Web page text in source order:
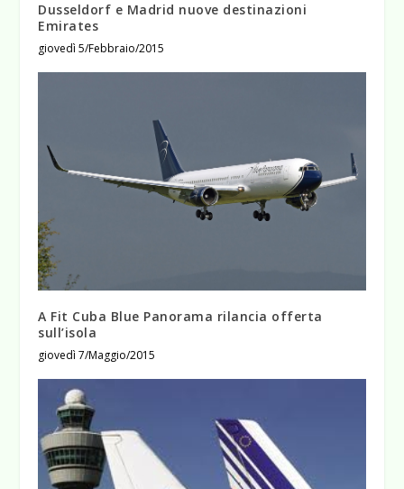
Dusseldorf e Madrid nuove destinazioni
Emirates
giovedì 5/Febbraio/2015
A Fit Cuba Blue Panorama rilancia offerta
sull’isola
giovedì 7/Maggio/2015